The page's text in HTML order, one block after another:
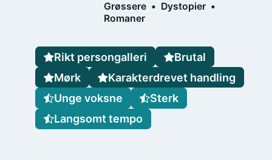
Grøssere
Dystopier
Romaner
Rikt persongalleri
Brutal
Mørk
Karakterdrevet handling
Unge voksne
Sterk
Langsomt tempo